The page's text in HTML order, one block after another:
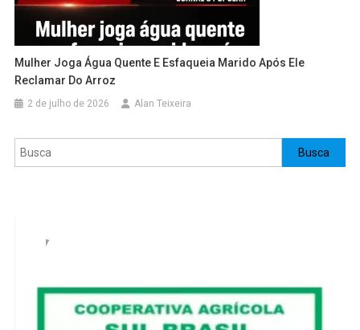
Mulher Joga Água Quente E Esfaqueia Marido Após Ele
Reclamar Do Arroz
2 de julho de 2026 Alan Teixeira
Pesquisar Busca